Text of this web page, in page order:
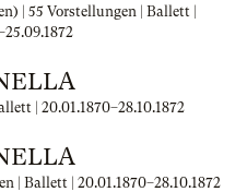
| 55 Vorstellungen | Ballett |
25.09.1872
| 20.01.1870–28.10.1872
| Ballett | 20.01.1870–28.10.1872